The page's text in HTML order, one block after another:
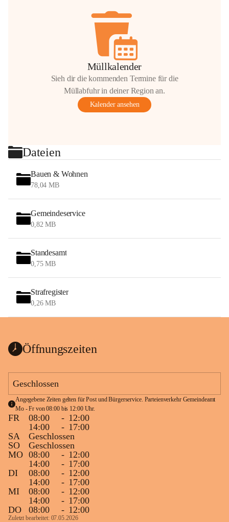
Müllkalender
Sieh dir die kommenden Termine für die
Müllabfuhr in deiner Region an.
Kalender ansehen
Dateien
Bauen & Wohnen
78,04 MB
Gemeindeservice
0,82 MB
Standesamt
0,75 MB
Strafregister
0,26 MB
Öffnungszeiten
Geschlossen
Angegebene Zeiten gelten für Post und Bürgerservice. Parteienverkehr Gemeindeamt
Mo - Fr von 08:00 bis 12:00 Uhr.
FR 08:00 - 12:00
14:00
- 17:00
SA
Geschlossen
SO
Geschlossen
MO 08:00 - 12:00
14:00
- 17:00
DI
08:00 - 12:00
14:00
- 17:00
MI
08:00 - 12:00
14:00
- 17:00
DO
08:00 - 12:00
Zuletzt bearbeitet: 07.05.2026